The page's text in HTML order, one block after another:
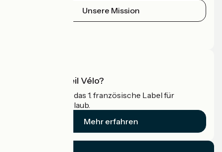
Unsere Mission
Was ist Accueil Vélo?
Accueil Vélo ist das 1. französische Label für
Radfahrer im Urlaub.
Mehr erfahren